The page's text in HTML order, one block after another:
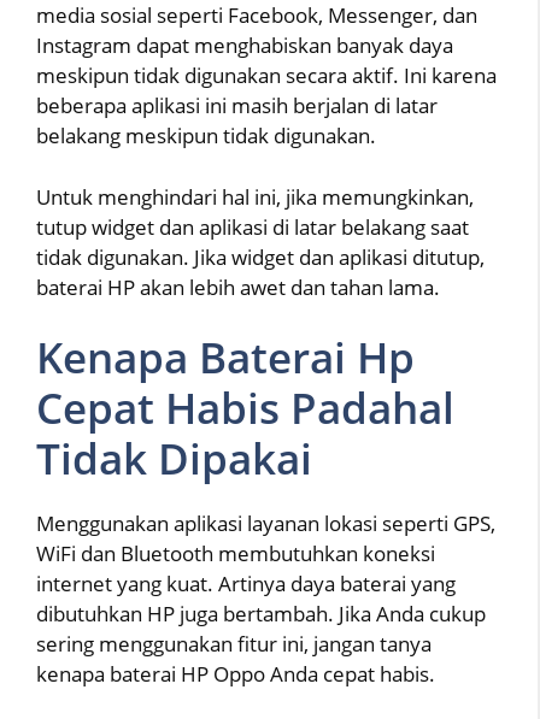
media sosial seperti Facebook, Messenger, dan
Instagram dapat menghabiskan banyak daya
meskipun tidak digunakan secara aktif. Ini karena
beberapa aplikasi ini masih berjalan di latar
belakang meskipun tidak digunakan.
Untuk menghindari hal ini, jika memungkinkan,
tutup widget dan aplikasi di latar belakang saat
tidak digunakan. Jika widget dan aplikasi ditutup,
baterai HP akan lebih awet dan tahan lama.
Kenapa Baterai Hp
Cepat Habis Padahal
Tidak Dipakai
Menggunakan aplikasi layanan lokasi seperti GPS,
WiFi dan Bluetooth membutuhkan koneksi
internet yang kuat. Artinya daya baterai yang
dibutuhkan HP juga bertambah. Jika Anda cukup
sering menggunakan fitur ini, jangan tanya
kenapa baterai HP Oppo Anda cepat habis.